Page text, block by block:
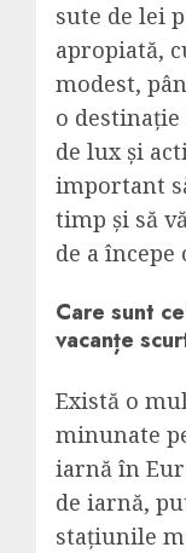
sute de lei
apropiată,
modest,
o
de lux și
important
timp și să
de a începe
Care sunt
vacanțe
Există o
minunate
iarnă în
de iarnă,
stațiunile